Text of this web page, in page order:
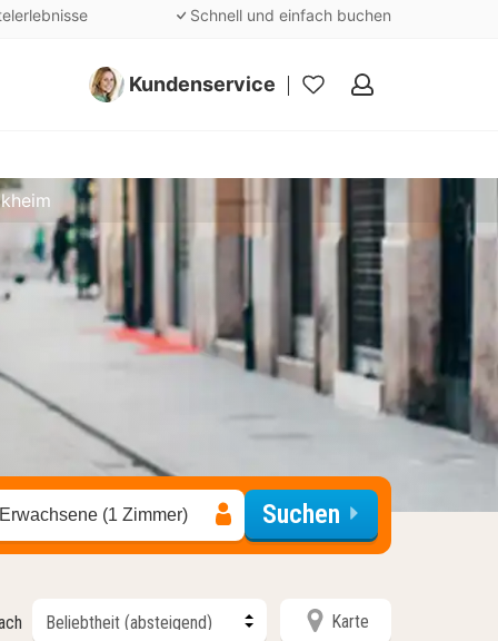
Schnell und einfach buchen
Kundenservice
Meine
(1 Zimmer) Suchen
Karte